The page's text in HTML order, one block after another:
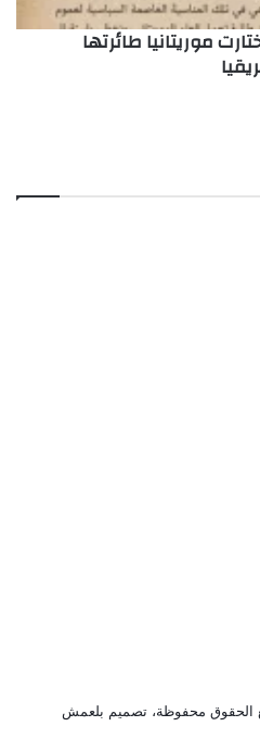
موريتانيا طائرتها
بلعمش